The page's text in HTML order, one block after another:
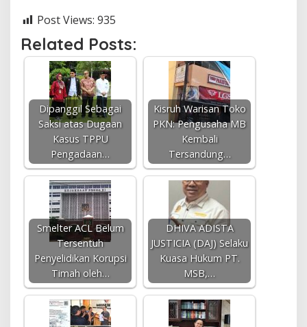
Post Views: 935
Related Posts:
Dipanggil Sebagai
Saksi atas Dugaan
Kasus TPPU
Pengadaan…
Kisruh Warisan Toko
PKN: Pengusaha MB
Kembali
Tersandung…
Smelter ACL Belum
Tersentuh
Penyelidikan Korupsi
Timah oleh…
DHIVA ADISTA
JUSTICIA (DAJ) Selaku
Kuasa Hukum PT.
MSB,…